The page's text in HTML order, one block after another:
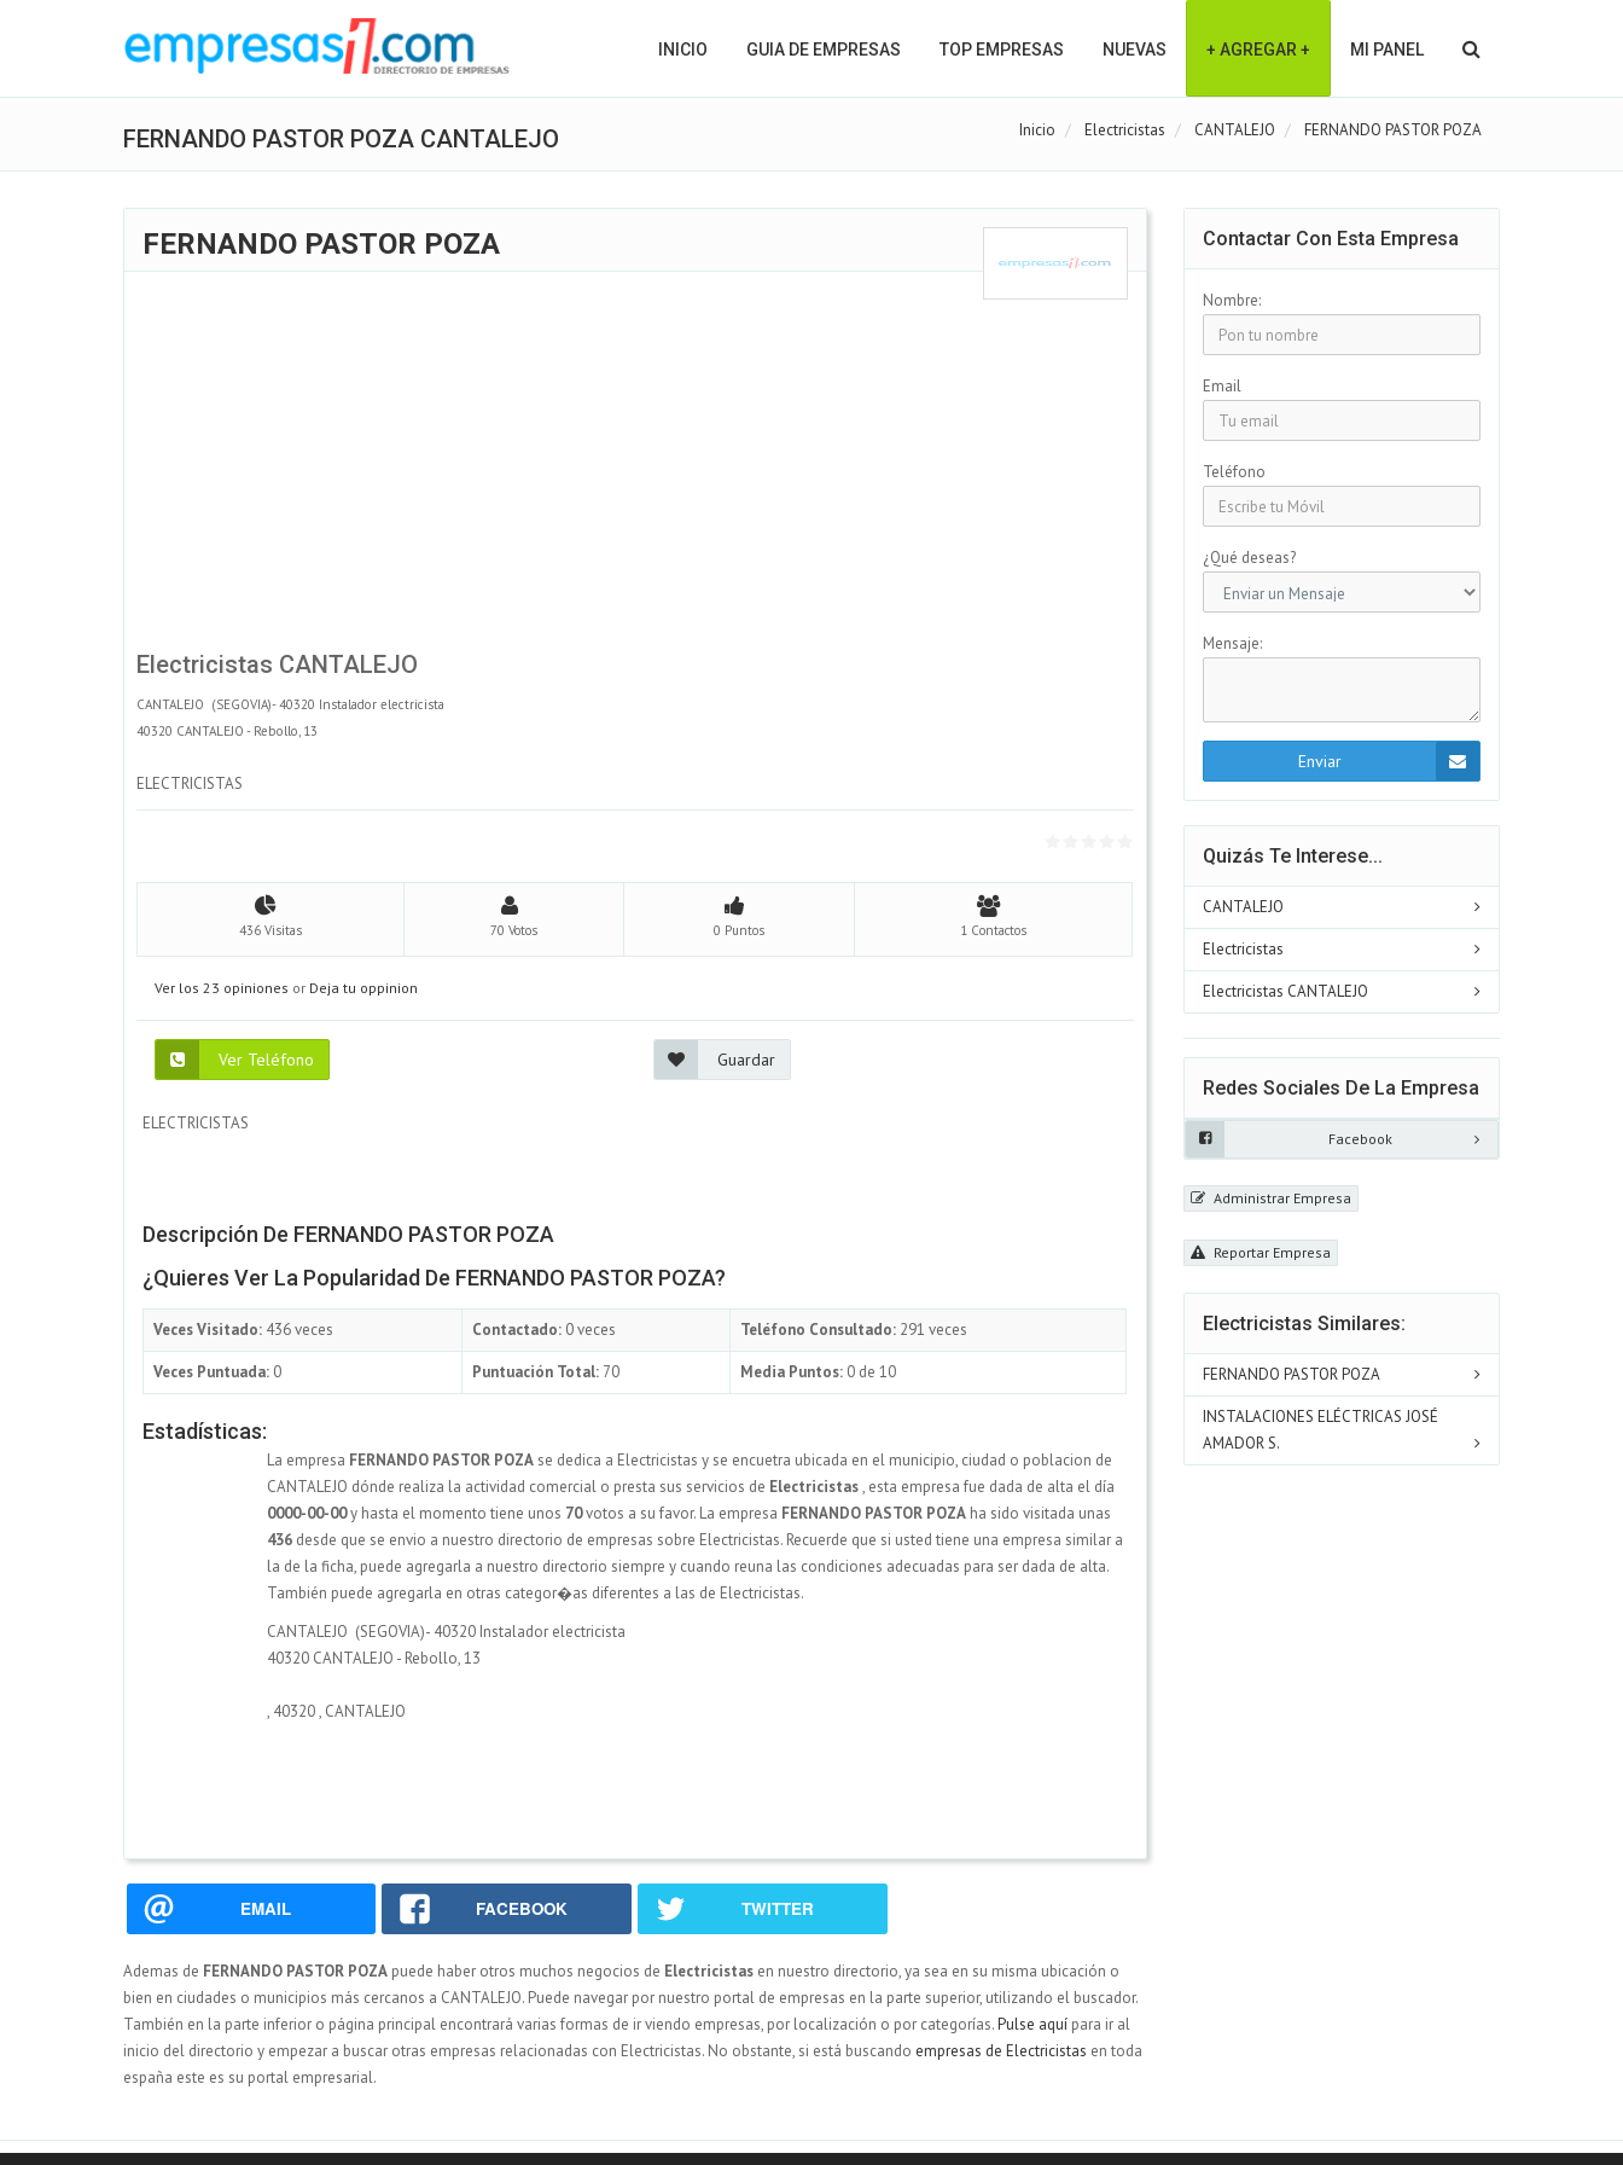
INICIO GUIA DE EMPRESAS TOP EMPRESAS NUEVAS + AGREGAR + MI PANEL
FERNANDO PASTOR POZA CANTALEJO Inicio Electricistas CANTALEJO FERNANDO PASTOR POZA
FERNANDO PASTOR POZA
Electricistas CANTALEJO
CANTALEJO (SEGOVIA)- 40320 Instalador electricista
40320 CANTALEJO - Rebollo, 13
ELECTRICISTAS
436 Visitas 70 Votos 0 Puntos 1 Contactos
Ver los 23 opiniones or Deja tu oppinion
Ver Teléfono Guardar
ELECTRICISTAS
Descripción De FERNANDO PASTOR POZA
¿Quieres Ver La Popularidad De FERNANDO PASTOR POZA?
Veces Visitado: 436 veces Contactado: 0 veces Teléfono Consultado: 291 veces
Veces Puntuada: 0 Puntuación Total: 70 Media Puntos: 0 de 10
Estadísticas:
La empresa FERNANDO PASTOR POZAse dedica a Electricistas y se encuetra ubicada en el municipio, ciudad o poblacion de
CANTALEJO dónde realiza la actividad comercial o presta sus servicios de Electricistas, esta empresa fue dada de alta el día
0000-00-00y hasta el momento tiene unos 70votos a su favor. La empresa FERNANDO PASTOR POZA ha sido visitada unas
436 desde que se envio a nuestro directorio de empresas sobre Electricistas. Recuerde que si usted tiene una empresa similar a
la de la ficha, puede agregarla a nuestro directorio siempre y cuando reuna las condiciones adecuadas para ser dada de alta.
También puede agregarla en otras categor�as diferentes a las de Electricistas.
CANTALEJO (SEGOVIA)- 40320 Instalador electricista
40320 CANTALEJO - Rebollo, 13
, 40320, CANTALEJO
EMAIL FACEBOOK TWITTER
Ademas de FERNANDO PASTOR POZA puede haber otros muchos negocios de Electricistas en nuestro directorio, ya sea en su misma ubicación o
bien en ciudades o municipios más cercanos a CANTALEJO. Puede navegar por nuestro portal de empresas en la parte superior, utilizando el buscador.
También en la parte inferior o página principal encontrará varias formas de ir viendo empresas, por localización o por categorías.Pulse aquí para ir al
inicio del directorio y empezar a buscar otras empresas relacionadas con Electricistas. No obstante, si está buscando empresas de Electricistas en toda
españa este es su portal empresarial.
Contactar Con Esta Empresa
Nombre:
Email
Teléfono
¿Qué deseas?
Mensaje:
Enviar
Quizás Te Interese...
CANTALEJO
Electricistas
Electricistas CANTALEJO
Redes Sociales De La Empresa
Facebook
Administrar Empresa
Reportar Empresa
Electricistas Similares:
FERNANDO PASTOR POZA
INSTALACIONES ELÉCTRICAS JOSÉ
AMADOR S.